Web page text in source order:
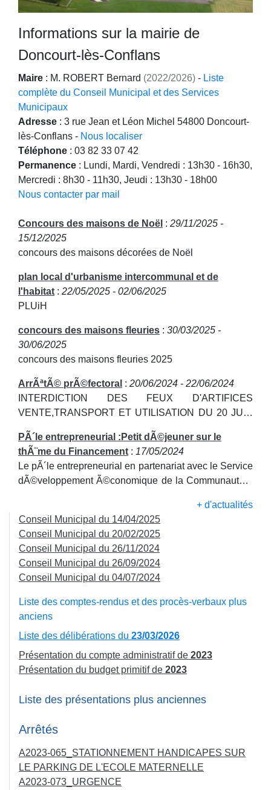
Informations sur la mairie de
Doncourt-lès-Conflans
Maire : M. ROBERT Bernard (2022/2026) - Liste
complète du Conseil Municipal et des Services
Municipaux
Adresse : 3 rue Jean et Léon Michel 54800 Doncourt-
lès-Conflans - Nous localiser
Téléphone : 03 82 33 07 42
Permanence : Lundi, Mardi, Vendredi : 13h30 - 16h30,
Mercredi : 8h30 - 11h30, Jeudi : 13h30 - 18h00
Nous contacter par mail
Concours des maisons de Noël : 29/11/2025 -
15/12/2025
concours des maisons décorées de Noël
plan local d'urbanisme intercommunal et de
l'habitat : 22/05/2025 - 02/06/2025
PLUiH
concours des maisons fleuries : 30/03/2025 -
30/06/2025
concours des maisons fleuries 2025
ArrÃªtÃ© prÃ©fectoral : 20/06/2024 - 22/06/2024
INTERDICTION DES FEUX D'ARTIFICES
VENTE,TRANSPORT ET UTILISATION DU 20 JUIN
PÃ´le entrepreneurial :Petit dÃ©jeuner sur le
thÃ¨me du Financement : 17/05/2024
Le pÃ´le entrepreneurial en partenariat avec le Service
dÃ©veloppement Ã©conomique de la CommunautÃ©
le thÃ¨me du Financement au siÃ¨ge de Orne Lorraine
Confluences Ã AUBOUÃ‰. VENDREDI 17 MAI Ã
8H30 1 PLACE DU GÃ‰NÃ‰RAL AUBOUÃ‰
Porteur de projet ou entrepreneur? Vous avez besoin
d'aides financiÃ¨res? Venez rencontrer les acteurs du
dÃ©veloppement Ã©conomique spÃ©cialisÃ©s dans
le financement BPI France, France Active Lorraine
,ADIE et le RÃ©seau Initiative Lorraine Nord vous
crÃ©ation, la reprise ou le dÃ©veloppement de votre
entreprise. Informations et inscriptions
:https://poleentrepreneurial-briey.fr/stec_event/petit-
+ d'actualités
Conseil Municipal du 14/04/2025
Conseil Municipal du 20/02/2025
Conseil Municipal du 26/11/2024
Conseil Municipal du 26/09/2024
Conseil Municipal du 04/07/2024
Liste des comptes-rendus et des procès-verbaux plus
anciens
Liste des délibérations du 23/03/2026
Présentation du compte administratif de 2023
Présentation du budget primitif de 2023
Liste des présentations plus anciennes
Arrêtés
A2023-065_STATIONNEMENT HANDICAPES SUR
LE PARKING DE L'ECOLE MATERNELLE
A2023-073_URGENCE